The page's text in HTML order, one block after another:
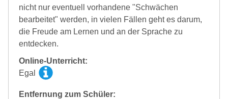
nicht nur eventuell vorhandene "Schwächen
bearbeitet" werden, in vielen Fällen geht es darum,
die Freude am Lernen und an der Sprache zu
entdecken.
Online-Unterricht:
Egal
Entfernung zum Schüler: